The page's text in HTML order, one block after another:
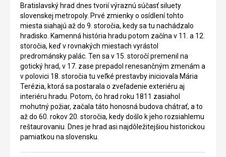
Bratislavský hrad dnes tvorií výraznú súčasť siluety
slovenskej metropoly. Prvé zmienky o osídlení tohto
miesta siahajú až do 9. storočia, kedy sa tu nachádzalo
hradisko. Kamenná história hradu potom začína v 11. a 12.
storočia, keď v rovnakých miestach vyrástol
predrománsky palác. Ten sa v 15. storočí premenil na
gotický hrad, v 17. zase prepadol renesančným zmenám a
v polovici 18. storočia tu veľké prestavby iniciovala Mária
Terézia, ktorá sa postarala o zveľadenie exteriéru aj
interiéru hradu. Potom, čo hrad roku 1811 zasiahol
mohutný požiar, začala táto honosná budova chátrať, a to
až do 60. rokov 20. storočia, kedy došlo k jeho rozsiahlemu
reštaurovaniu. Dnes je hrad asi najdôležitejšiou historickou
pamiatkou na slovensku.